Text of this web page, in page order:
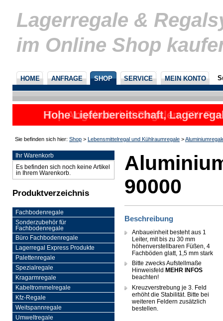
Lagerregale &
im Online Shop
HOME ANFRAGE SHOP SERVICE MEIN KONTO
Hohe Lieferbereitschaft,
nicht
Sie befinden sich hier: Shop > Lebensmittelregal und Kühlraumregale >
Ihr Warenkorb
Es befinden sich noch keine Artikel
in Ihrem Warenkorb.
Produktverzeichnis
Fachbodenregale
Sonderzubehör für
Fachbodenregale
Büro Fachbodenregale
Lagerregal Express Produkte
Palettenregale
Spezialregale
Kragarmregale
Kabeltrommelregale
Kfz-Regale
Weitspannregale
Umweltregale
90000
Beschreibung
Anbaueinheit besteht aus 1
Leiter, mit bis zu 30 mm
höhenverstellbaren Füßen, 4
Fachböden glatt, 1,5 mm stark
Bitte zwecks Aufstellmaße
Hinweisfeld MEHR INFOS
beachten!
Kreuzverstrebung je 3. Feld
erhöht die Stabilität. Bitte bei
weiteren Feldern zusätzlich
bestellen.